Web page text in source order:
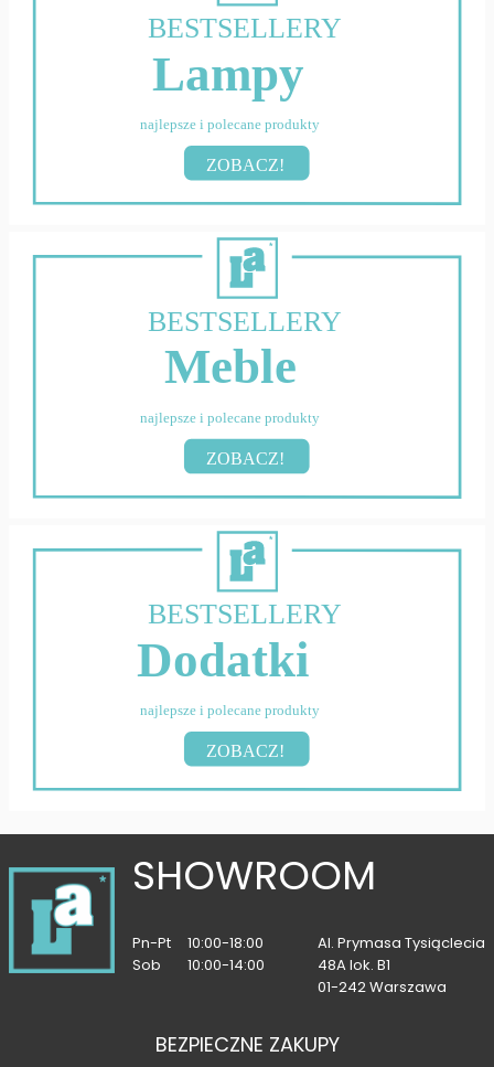
BESTSELLERY
Lampy
najlepsze i polecane produkty
ZOBACZ!
BESTSELLERY
Meble
najlepsze i polecane produkty
ZOBACZ!
BESTSELLERY
Dodatki
najlepsze i polecane produkty
ZOBACZ!
SHOWROOM
Pn-Pt
10:00-18:00
Sob
10:00-14:00
Al. Prymasa Tysiąclecia
48A lok. B1
01-242 Warszawa
BEZPIECZNE ZAKUPY